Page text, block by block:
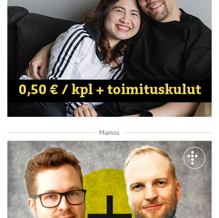
Mainos